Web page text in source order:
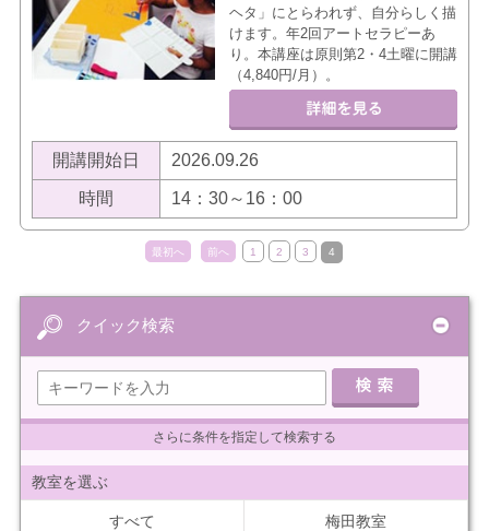
ヘタ」にとらわれず、自分らしく描
けます。年2回アートセラピーあ
り。本講座は原則第2・4土曜に開講
（4,840円/月）。
開講開始日 2026.09.26
時間 14：30～16：00
最初へ 前へ 1 2 3 4
クイック検索
さらに条件を指定して検索する
教室を選ぶ
すべて 梅田教室